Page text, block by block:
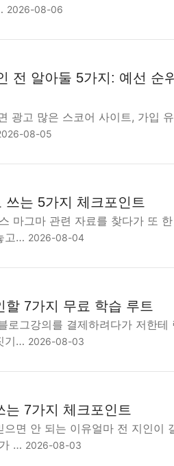
2026-08-06
전 알아둘 5가지: 예선 순
광고 많은 스코어 사이트, 가입
08-05
는 5가지 체크포인트
마그마 관련 자료를 찾다가 또
고… 2026-08-04
7가지 무료 학습 루트
로그강의를 결제하려다가 저한테
기… 2026-08-03
7가지 체크포인트
면 안 되는 이유얼마 전 지인이
… 2026-08-03